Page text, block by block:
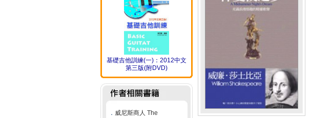
基礎吉他訓練(一)：2012中文
第三版(附DVD)
． 威尼斯商人 The